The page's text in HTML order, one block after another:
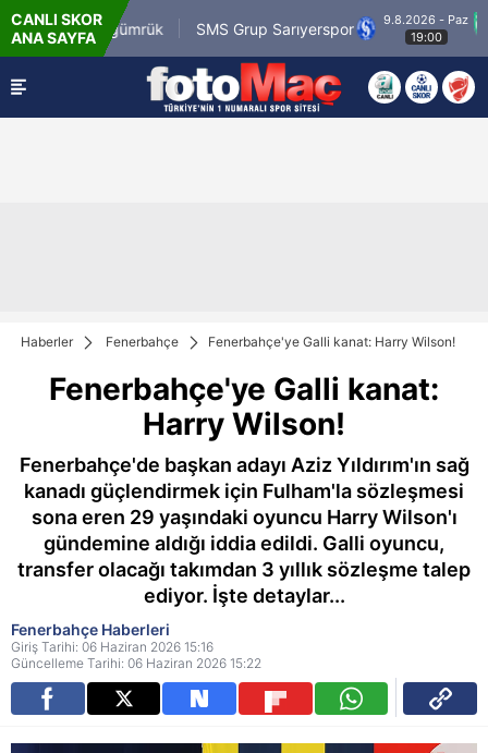
CANLI SKOR
ANA SAYFA
SMS Grup Sarıyerspor
9.8.2026 - Paz
19:00
Haberler Fenerbahçe Fenerbahçe'ye Galli kanat: Harry Wilson!
Fenerbahçe'ye Galli kanat:
Harry Wilson!
Fenerbahçe'de başkan adayı Aziz Yıldırım'ın sağ
kanadı güçlendirmek için Fulham'la sözleşmesi
sona eren 29 yaşındaki oyuncu Harry Wilson'ı
gündemine aldığı iddia edildi. Galli oyuncu,
transfer olacağı takımdan 3 yıllık sözleşme talep
ediyor. İşte detaylar...
Fenerbahçe Haberleri
Giriş Tarihi: 06 Haziran 2026 15:16
Güncelleme Tarihi: 06 Haziran 2026 15:22